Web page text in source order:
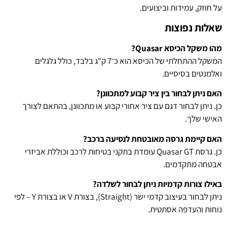
על חוזק, עמידות וביצועים.
שאלות נפוצות
מהו משקל הכיסא Quasar?
המשקל ההתחלתי של הכיסא הוא כ־7 ק"ג בלבד, כולל גלגלים
ואלמנטים בסיסיים.
האם ניתן לבחור בין ציר קבוע למתכוונן?
כן. ניתן לבחור דגם עם ציר אחורי קבוע או מתכוונן, בהתאם לצורך
האישי שלך.
האם קיימת גרסה מאובטחת לנסיעה ברכב?
כן. גרסת Quasar GT עומדת בתקני בטיחות לרכב וכוללת אביזרי
אבטחה מתקדמים.
באילו צורות קדמיות ניתן לבחור לשלדה?
ניתן לבחור בעיצוב קדמי ישר (Straight), בצורת V או בצורת Y – לפי
נוחות והעדפה אסתטית.